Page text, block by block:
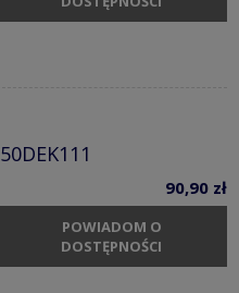
90,90 zł
POWIADOM O
DOSTĘPNOŚCI